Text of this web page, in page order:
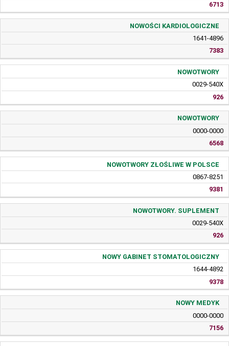
6713
NOWOŚCI KARDIOLOGICZNE
1641-4896
7383
NOWOTWORY
0029-540X
926
NOWOTWORY
0000-0000
6568
NOWOTWORY ZŁOŚLIWE W POLSCE
0867-8251
9381
NOWOTWORY. SUPLEMENT
0029-540X
926
NOWY GABINET STOMATOLOGICZNY
1644-4892
9378
NOWY MEDYK
0000-0000
7156